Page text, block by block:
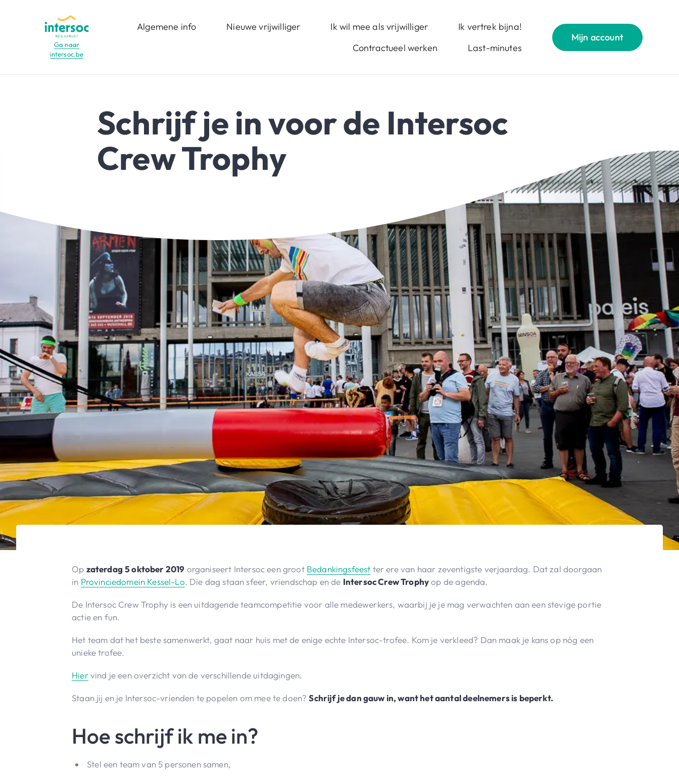
Ga naar
intersoc.be
Algemene info
Functies
Bestemmingen
Reisdata
Dagindeling
Voordelen?
Wat meenemen?
Samenwerking stagescholen
Nieuwe vrijwilliger Ik wil mee als vrijwilliger
Ik vertrek bijna!
Contractueel werken
Last-minutes
Mijn account
Schrijf je in voor de Intersoc
Crew Trophy
Op zaterdag 5 oktober 2019 organiseert Intersoc een groot Bedankingsfeest ter ere van haar zeventigste verjaardag. Dat zal doorgaan
in Provinciedomein Kessel-Lo. Die dag staan sfeer, vriendschap en de Intersoc Crew Trophyop de agenda.
De Intersoc Crew Trophy is een uitdagende teamcompetitie voor alle medewerkers, waarbij je je mag verwachten aan een stevige portie
actie en fun.
Het team dat het beste samenwerkt, gaat naar huis met de enige echte Intersoc-trofee. Kom je verkleed? Dan maak je kans op nóg een
unieke trofee.
Hiervind je een overzicht van de verschillende uitdagingen.
Staan jij en je Intersoc-vrienden te popelen om mee te doen?Schrijf je dan gauw in, want het aantal deelnemers is beperkt.
Hoe schrijf ik me in?
Stel een team van 5 personen samen,